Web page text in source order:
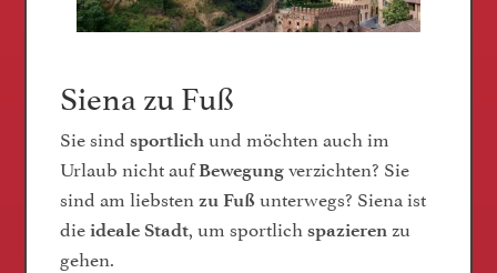
Siena zu Fuß
Sie sindsportlich und möchten auch im
Urlaub nicht aufBewegung verzichten? Sie
sind am liebstenzu Fuß unterwegs? Siena ist
dieideale Stadt, um sportlichspazieren zu
gehen.